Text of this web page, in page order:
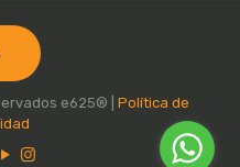
e625® | Política de